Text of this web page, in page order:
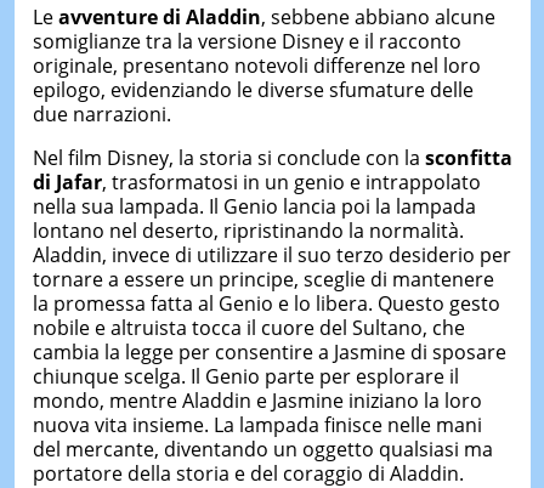
Leavventure di Aladdin, sebbene abbiano alcune
somiglianze tra la versione Disney e il racconto
originale, presentano notevoli differenze nel loro
epilogo, evidenziando le diverse sfumature delle
due narrazioni.
Nel film Disney, la storia si conclude con la sconfitta
di Jafar, trasformatosi in un genio e intrappolato
nella sua lampada. Il Genio lancia poi la lampada
lontano nel deserto, ripristinando la normalità.
Aladdin, invece di utilizzare il suo terzo desiderio per
tornare a essere un principe, sceglie di mantenere
la promessa fatta al Genio e lo libera. Questo gesto
nobile e altruista tocca il cuore del Sultano, che
cambia la legge per consentire a Jasmine di sposare
chiunque scelga. Il Genio parte per esplorare il
mondo, mentre Aladdin e Jasmine iniziano la loro
nuova vita insieme. La lampada finisce nelle mani
del mercante, diventando un oggetto qualsiasi ma
portatore della storia e del coraggio di Aladdin.